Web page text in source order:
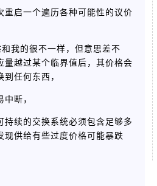
启一个遍历各种可能性的议价
我的很不一样，但意思差不
越过某个临界值后，其价格会
任何东西，
断，
续的交换系统必须包含足够多
供给有些过度价格可能暴跌